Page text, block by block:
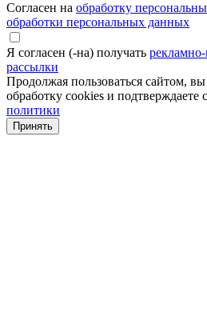
Согласен на обработку
обработки персональных данных
Я согласен (-на) получать
рассылки
Продолжая пользоваться сайтом, вы
обработку cookies и подтверждаете
политики
Принять